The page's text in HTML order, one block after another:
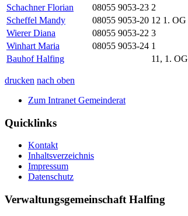
Schachner Florian
08055 9053-23 2
Scheffel Mandy
08055 9053-20 12 1. OG
Wierer Diana
08055 9053-22 3
Winhart Maria
08055 9053-24 1
Bauhof Halfing
11, 1. OG
drucken nach oben
Zum Intranet Gemeinderat
Quicklinks
Kontakt
Inhaltsverzeichnis
Impressum
Datenschutz
Verwaltungsgemeinschaft Halfing